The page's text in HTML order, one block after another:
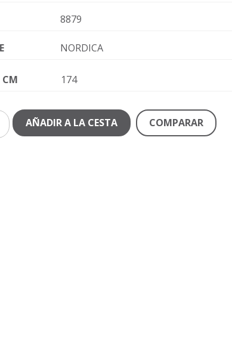
8879
NORDICA
174
AÑADIR A LA CESTA COMPARAR